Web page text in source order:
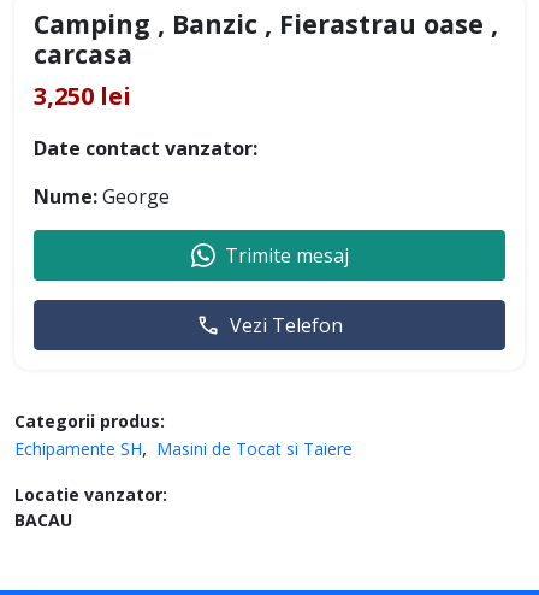
Categorii produs:
Echipamente SH
Masini de Tocat si Taiere
Locatie vanzator:
BACAU
Camping , Banzic , Fierastrau oase ,
carcasa
3,250 lei
Date contact vanzator:
Nume:George
Trimite mesaj
Vezi Telefon